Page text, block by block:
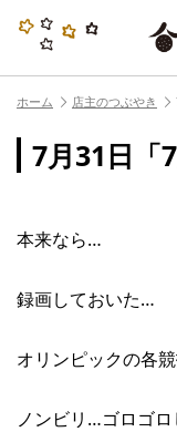
ホーム 店主のつぶやき
7月31日「
本来なら…
録画しておいた…
オリンピックの各
ノンビリ…ゴロゴ